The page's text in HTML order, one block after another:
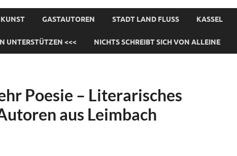
KUNST GASTAUTOREN STADT LAND FLUSS KASSEL
UNTERSTÜTZEN <<< NICHTS SCHREIBT SICH VON ALLEINE
Poesie – Literarisches
aus Leimbach